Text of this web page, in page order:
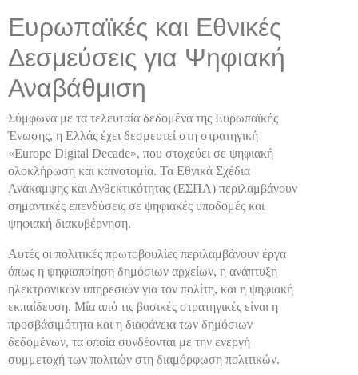
Ευρωπαϊκές και Εθνικές
Δεσμεύσεις για Ψηφιακή
Αναβάθμιση
Σύμφωνα με τα τελευταία δεδομένα της Ευρωπαϊκής
Ένωσης, η Ελλάς έχει δεσμευτεί στη στρατηγική
«Europe Digital Decade», που στοχεύει σε ψηφιακή
ολοκλήρωση και καινοτομία. Τα Εθνικά Σχέδια
Ανάκαμψης και Ανθεκτικότητας (ΕΣΠΑ) περιλαμβάνουν
σημαντικές επενδύσεις σε ψηφιακές υποδομές και
ψηφιακή διακυβέρνηση.
Αυτές οι πολιτικές πρωτοβουλίες περιλαμβάνουν έργα
όπως η ψηφιοποίηση δημόσιων αρχείων, η ανάπτυξη
ηλεκτρονικών υπηρεσιών για τον πολίτη, και η ψηφιακή
εκπαίδευση. Μία από τις βασικές στρατηγικές είναι η
προσβάσιμότητα και η διαφάνεια των δημόσιων
δεδομένων, τα οποία συνδέονται με την ενεργή
συμμετοχή των πολιτών στη διαμόρφωση πολιτικών.